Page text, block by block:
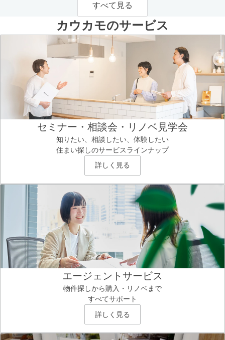
すべて見る
カウカモのサービス
セミナー・相談会・リノベ見学会
知りたい、相談したい、体験したい
住まい探しのサービスラインナップ
詳しく見る
エージェントサービス
物件探しから購入・リノベまで
すべてサポート
詳しく見る